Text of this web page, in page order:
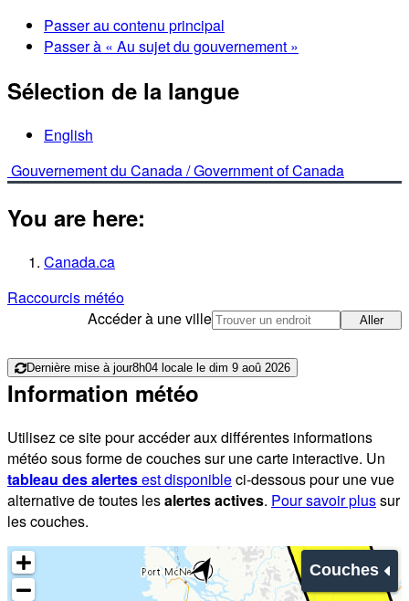
Passer au contenu principal
Passer à « Au sujet du gouvernement »
Sélection de la langue
English
Gouvernement du Canada /Government of Canada
You are here:
Canada.ca
Raccourcis météo
Accéder à une ville
Aller
Dernière mise à jour8h04 locale le dim 9 aoû 2026
Information météo
Utilisez ce site pour accéder aux différentes informations
météo sous forme de couches sur une carte interactive. Un
tableau des alertesest disponibleci-dessous pour une vue
alternative de toutes lesalertes actives. Pour savoir plussur
les couches.
Couches